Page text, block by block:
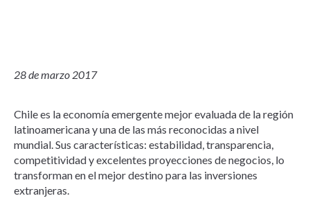
28 de marzo 2017
Chile es la economía emergente mejor evaluada de la región
latinoamericana y una de las más reconocidas a nivel
mundial. Sus características: estabilidad, transparencia,
competitividad y excelentes proyecciones de negocios, lo
transforman en el mejor destino para las inversiones
extranjeras.